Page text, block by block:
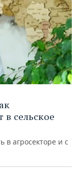
в сельское
в агросекторе и с